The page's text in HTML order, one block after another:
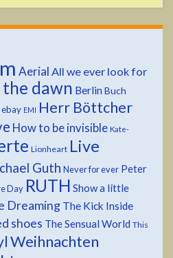
Aerial All we ever look for
dawn Berlin Buch
ebay EMI Herr Böttcher
How to be invisible Kate-
Lionheart Live
Guth Never for ever Peter
Day RUTH Show a little
Dreaming The Kick Inside
shoes The Sensual World This
Weihnachten